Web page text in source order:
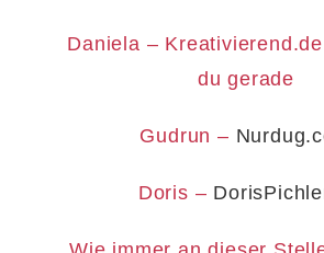
Daniela –
du gerade
Gudrun –
Doris –